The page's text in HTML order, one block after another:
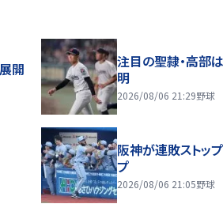
開
注目の聖隷・高部
明
2026/08/06 21:29野球
阪神が連敗ストッ
プ
2026/08/06 21:05野球